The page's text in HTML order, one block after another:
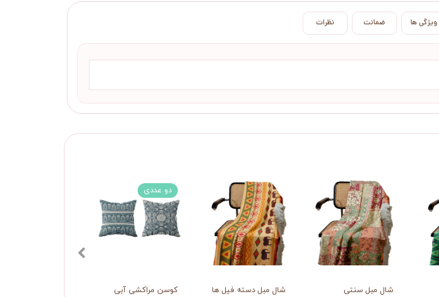
ویژگی ها ضمانت نظرات
کوسن مراکشی آبی
دو عددی
شال مبل دسته فیل ها شال مبل سنتی